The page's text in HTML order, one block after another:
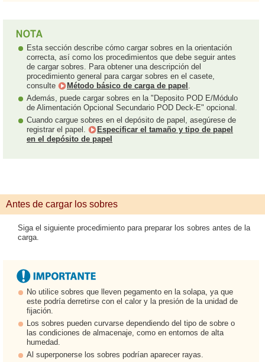
Esta sección describe cómo cargar sobres en la orientación
correcta, así como los procedimientos que debe seguir antes
de cargar sobres. Para obtener una descripción del
procedimiento general para cargar sobres en el casete,
consulte
Método básico de carga de papel .
Además, puede cargar sobres en la "Deposito POD E/Módulo
de Alimentación Opcional Secundario POD Deck-E" opcional.
Cuando cargue sobres en el depósito de papel, asegúrese de
registrar el papel.
Especificar el tamaño y tipo de papel
en el depósito de papel
Antes de cargar los sobres
Siga el siguiente procedimiento para preparar los sobres antes de la
carga.
No utilice sobres que lleven pegamento en la solapa, ya que
este podría derretirse con el calor y la presión de la unidad de
fijación.
Los sobres pueden curvarse dependiendo del tipo de sobre o
las condiciones de almacenaje, como en entornos de alta
humedad.
Al superponerse los sobres podrían aparecer rayas.